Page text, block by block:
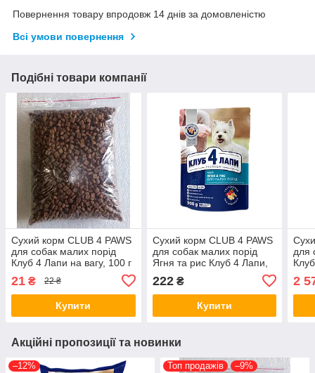
Повернення товару впродовж 14 днів за домовленістю
Всі умови повернення
Подібні товари компанії
Сухий корм CLUB 4 PAWS
для собак малих порід
Клуб 4 Лапи на вагу, 100 г
21 ₴ 22 ₴
Купити
Сухий корм CLUB 4 PAWS
для собак малих порід
Ягня та рис Клуб 4 Лапи,
222₴
Купити
для
2
Акційні пропозиції та новинки
–12% Топ продажів –9%